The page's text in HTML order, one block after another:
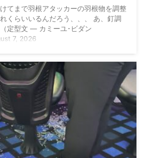
てまで羽根アタッカーの羽根物を調整
くらいいるんだろう、、、 あ、釘調
定型文 — カミーユ･ビダン
7, 2026